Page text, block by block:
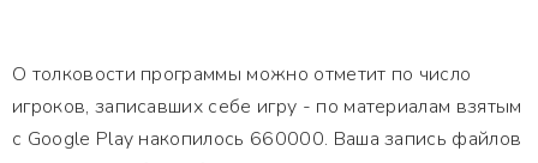
О толковости программы можно отметит по число
игроков, записавших себе игру - по материалам взятым
с Google Play накопилось 660000. Ваша запись файлов